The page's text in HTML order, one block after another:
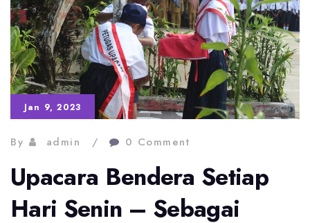
Jan 9, 2023
By admin 0 Comment
Upacara Bendera Setiap
Hari Senin – Sebagai